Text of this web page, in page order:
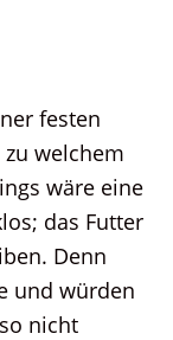
festen
welchem
wäre eine
das Futter
Denn
und würden
nicht